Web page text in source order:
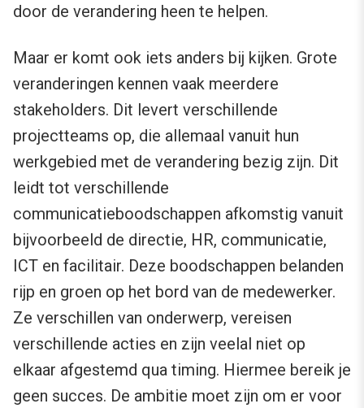
door de verandering heen te helpen.
Maar er komt ook iets anders bij kijken. Grote
veranderingen kennen vaak meerdere
stakeholders. Dit levert verschillende
projectteams op, die allemaal vanuit hun
werkgebied met de verandering bezig zijn. Dit
leidt tot verschillende
communicatieboodschappen afkomstig vanuit
bijvoorbeeld de directie, HR, communicatie,
ICT en facilitair. Deze boodschappen belanden
rijp en groen op het bord van de medewerker.
Ze verschillen van onderwerp, vereisen
verschillende acties en zijn veelal niet op
elkaar afgestemd qua timing. Hiermee bereik je
geen succes. De ambitie moet zijn om er voor